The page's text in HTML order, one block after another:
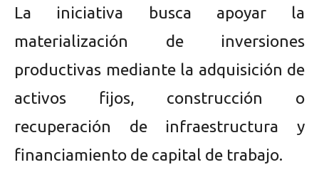
La iniciativa busca apoyar la
materialización de inversiones
productivas mediante la adquisición de
activos fijos, construcción o
recuperación de infraestructura y
financiamiento de capital de trabajo.